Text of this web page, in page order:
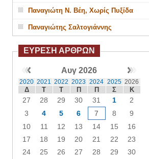
Παναγιώτη Ν. Βέη, Χωρίς Πυξίδα
Παναγιώτης Σαλτογιάννης
ΕΥΡΕΣΗ ΑΡΘΡΩΝ
Αυγ 2026
2020 2021 2022 2023 2024 2025 2026
Δ Τ Τ Π Π Σ Κ
27 28 29 30 31 1
2
3
4 5 6 7 8
9
10
11 12 13 14 15
16
17
18 19 20 21 22
23
24
25 26 27 28 29
30